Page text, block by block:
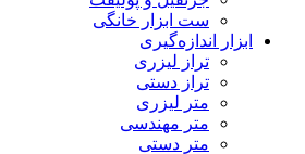
ست ابزار خانگی
ابزار اندازه‌گیری
تراز لیزری
تراز دستی
متر لیزری
متر مهندسی
متر دستی